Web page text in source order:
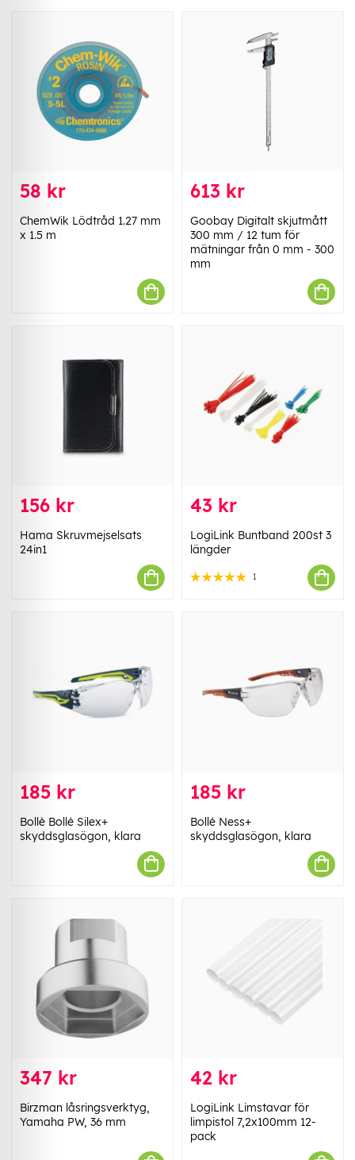
58 kr
ChemWik Lödtråd 1.27 mm
x 1.5 m
613 kr
Goobay Digitalt skjutmått
300 mm / 12 tum för
mätningar från 0 mm - 300
mm
156 kr
Hama Skruvmejselsats
24in1
43 kr
LogiLink Buntband 200st 3
längder
1
185 kr
Bollè Bollé Silex+
skyddsglasögon, klara
185 kr
Bollé Ness+
skyddsglasögon, klara
347 kr
Birzman låsringsverktyg,
Yamaha PW, 36 mm
42 kr
LogiLink Limstavar för
limpistol 7,2x100mm 12-
pack